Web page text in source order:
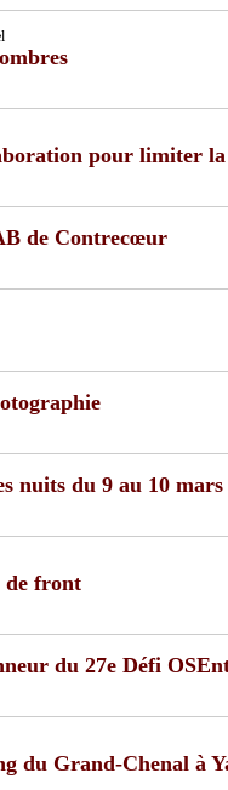
pour limiter la
de Contrecœur
nuits du 9 au 10 mars
de front
du 27e Défi
du Grand-Chenal à